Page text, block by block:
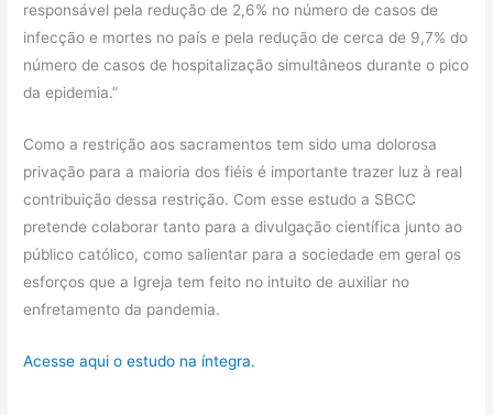
responsável pela redução de 2,6% no número de casos de
infecção e mortes no país e pela redução de cerca de 9,7% do
número de casos de hospitalização simultâneos durante o pico
da epidemia.”
Como a restrição aos sacramentos tem sido uma dolorosa
privação para a maioria dos fiéis é importante trazer luz à real
contribuição dessa restrição. Com esse estudo a SBCC
pretende colaborar tanto para a divulgação científica junto ao
público católico, como salientar para a sociedade em geral os
esforços que a Igreja tem feito no intuito de auxiliar no
enfretamento da pandemia.
Acesse aqui o estudo na íntegra.